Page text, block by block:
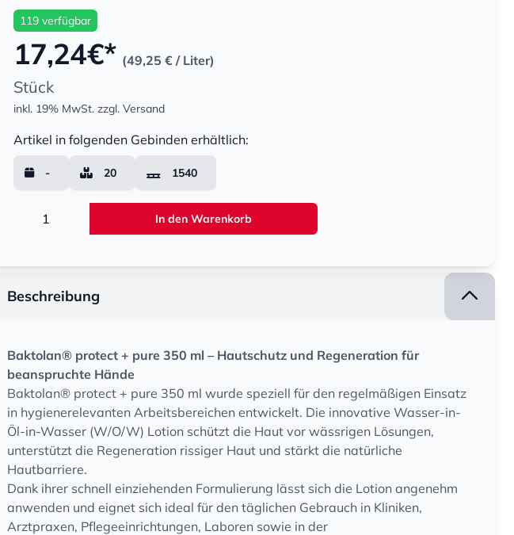
119 verfügbar
17,24€* (49,25 € / Liter)
Stück
inkl. 19% MwSt. zzgl. Versand
Artikel in folgenden Gebinden erhältlich:
- 20 1540
In den Warenkorb
Beschreibung
Baktolan® protect + pure 350 ml – Hautschutz und Regeneration für
beanspruchte Hände
Baktolan® protect + pure 350 ml wurde speziell für den regelmäßigen Einsatz
in hygienerelevanten Arbeitsbereichen entwickelt. Die innovative Wasser-in-
Öl-in-Wasser (W/O/W) Lotion schützt die Haut vor wässrigen Lösungen,
unterstützt die Regeneration rissiger Haut und stärkt die natürliche
Hautbarriere.
Dank ihrer schnell einziehenden Formulierung lässt sich die Lotion angenehm
anwenden und eignet sich ideal für den täglichen Gebrauch in Kliniken,
Arztpraxen, Pflegeeinrichtungen, Laboren sowie in der